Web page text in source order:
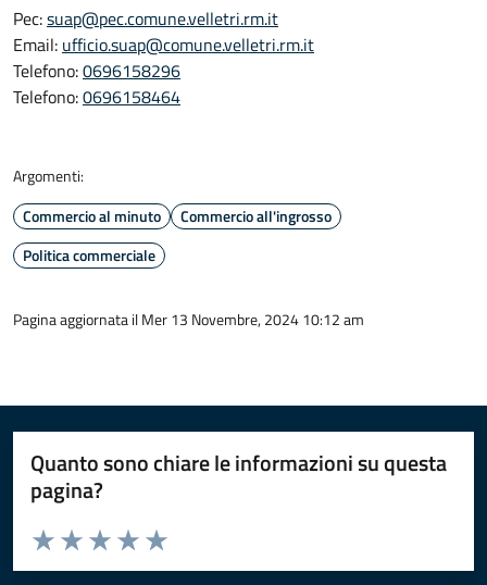
Pec:suap@pec.comune.velletri.rm.it
Email: ufficio.suap@comune.velletri.rm.it
Telefono:0696158296
Telefono:0696158464
Argomenti:
Commercio al minuto
Commercio all'ingrosso
Politica commerciale
Pagina aggiornata il Mer 13 Novembre, 2024 10:12 am
Quanto sono chiare le informazioni su questa
pagina?
Valuta da 1 a 5 stelle la pagina
Valuta 5 stelle su 5
Valuta 4 stelle su 5
Valuta 3 stelle su 5
Valuta 2 stelle su 5
Valuta 1 stelle su 5